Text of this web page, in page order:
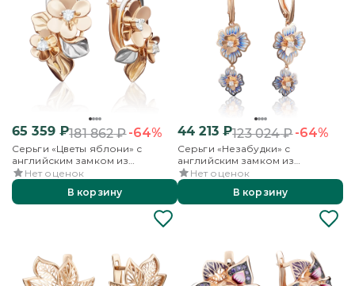
65 359₽181 862₽-64%
Серьги «Цветы яблони» с
английским замком из
красного золота с фианитами
Нет оценок
В корзину
44 213₽123 024₽-64%
Серьги «Незабудки» с
английским замком из
красного золота с фианитами и
эмалью
Нет оценок
В корзину